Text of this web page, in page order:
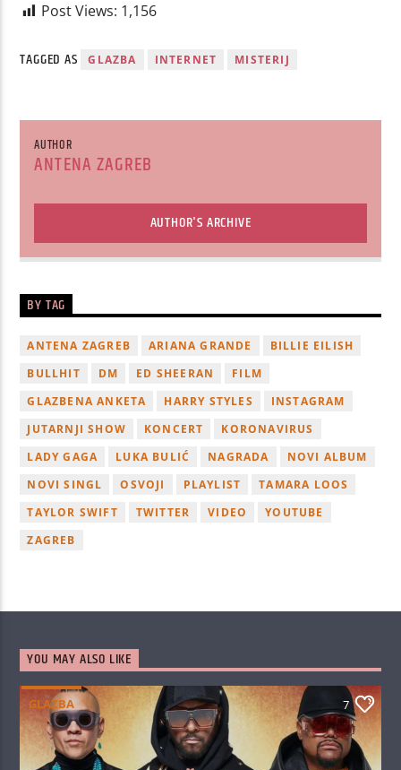
Post Views: 1,156
TAGGED AS GLAZBA INTERNET MISTERIJ
AUTHOR
ANTENA ZAGREB
AUTHOR'S ARCHIVE
BY TAG
ANTENA ZAGREB ARIANA GRANDE
BILLIE EILISH
BULLHIT
DM ED SHEERAN
FILM
GLAZBENA ANKETA
HARRY STYLES
INSTAGRAM
JUTARNJI SHOW
KONCERT
KORONAVIRUS
LADY GAGA
LUKA BULIĆ NAGRADA
NOVI ALBUM
NOVI SINGL
OSVOJI PLAYLIST
TAMARA LOOS
TAYLOR SWIFT
TWITTER VIDEO
YOUTUBE
ZAGREB
YOU MAY ALSO LIKE
GLAZBA 7